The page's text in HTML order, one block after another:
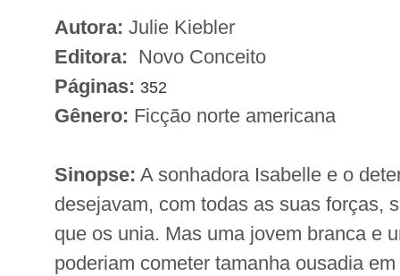
Autora: Julie Kiebler
Editora: Novo Conceito
Páginas: 352
Gênero: Ficção norte americana
Sinopse: A sonhadora Isabelle e o
desejavam, com todas as suas forças,
que os unia. Mas uma jovem branca e
poderiam cometer tamanha ousadia